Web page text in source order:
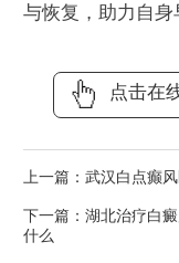
与恢复，助力自身
点击在
上一篇： 武汉白点癫
下一篇： 湖北治疗白
什么